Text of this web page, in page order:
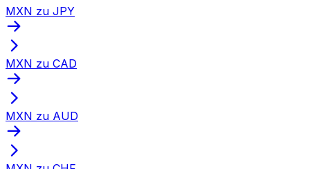
MXN zu JPY
MXN zu CAD
MXN zu AUD